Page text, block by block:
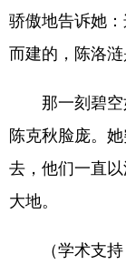
骄傲地告诉她
而建的，陈洛涟
那一刻碧
陈克秋脸庞。
去，他们一直
大地。
（学术支